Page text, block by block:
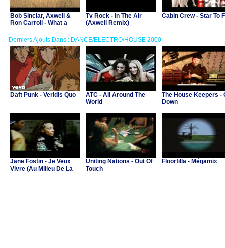
Bob Sinclar, Axwell &
Ron Carroll - What a
Tv Rock - In The Air
(Axwell Remix)
Cabin Crew - Star To
Derniers Ajouts Dans : DANCE/ELECTRO/HOUSE 2000
Daft Punk - Veridis Quo
ATC - All Around The
World
The House Keepers -
Down
Jane Fostin - Je Veux
Vivre (Au Milieu De La
Uniting Nations - Out Of
Touch
Floorfilla - Mégamix